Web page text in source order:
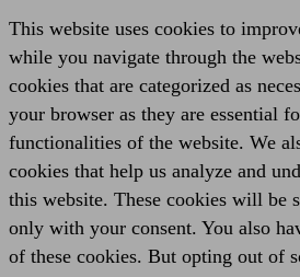
This website uses cookies to
while you navigate through the
cookies that are categorized as
your browser as they are essential
functionalities of the website. We
cookies that help us analyze and
this website. These cookies will be
only with your consent. You also
of these cookies. But opting out of